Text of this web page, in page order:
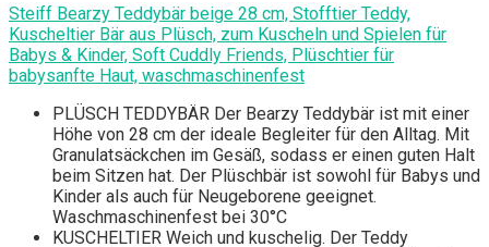
Steiff Bearzy Teddybär beige 28 cm, Stofftier Teddy,
Kuscheltier Bär aus Plüsch, zum Kuscheln und Spielen für
Babys & Kinder, Soft Cuddly Friends, Plüschtier für
babysanfte Haut, waschmaschinenfest
PLÜSCH TEDDYBÄR Der Bearzy Teddybär ist mit einer
Höhe von 28 cm der ideale Begleiter für den Alltag. Mit
Granulatsäckchen im Gesäß, sodass er einen guten Halt
beim Sitzen hat. Der Plüschbär ist sowohl für Babys und
Kinder als auch für Neugeborene geeignet.
Waschmaschinenfest bei 30°C
KUSCHELTIER Weich und kuschelig. Der Teddy